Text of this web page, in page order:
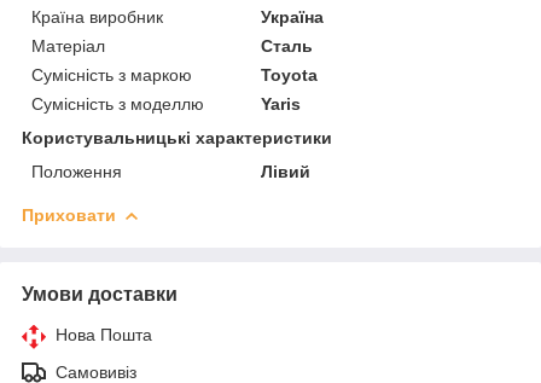
Країна виробник
Україна
Матеріал
Сталь
Сумісність з маркою
Toyota
Сумісність з моделлю
Yaris
Користувальницькі характеристики
Положення
Лівий
Приховати
Умови доставки
Нова Пошта
Самовивіз